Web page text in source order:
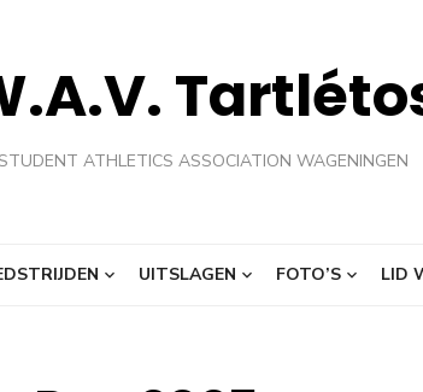
STUDENT ATHLETICS ASSOCIATION WAGENINGEN
UITSLAGEN FOTO’S LID